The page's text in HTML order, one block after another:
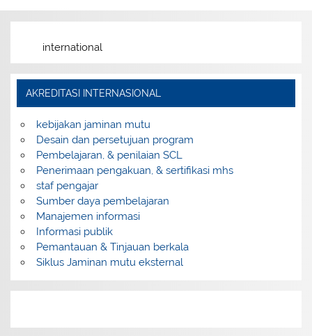
international
AKREDITASI INTERNASIONAL
kebijakan jaminan mutu
Desain dan persetujuan program
Pembelajaran, & penilaian SCL
Penerimaan pengakuan, & sertifikasi mhs
staf pengajar
Sumber daya pembelajaran
Manajemen informasi
Informasi publik
Pemantauan & Tinjauan berkala
Siklus Jaminan mutu eksternal